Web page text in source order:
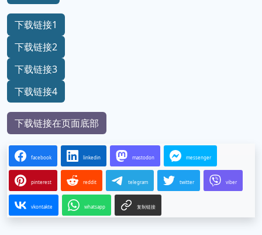
下载链接1
下载链接2
下载链接3
下载链接4
下载链接在页面底部
facebook linkedin mastodon messenger
pinterest reddit telegram twitter viber
vkontakte whatsapp 复制链接